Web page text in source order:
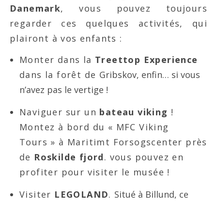
Danemark, vous pouvez toujours
regarder ces quelques activités, qui
plairont à vos enfants :
Monter dans la Treettop Experience
dans la forêt de Gribskov, enfin… si vous
n’avez pas le vertige !
Naviguer sur un bateau viking !
Montez à bord du « MFC Viking
Tours » à Maritimt Forsogscenter près
de Roskilde fjord. vous pouvez en
profiter pour visiter le musée !
Visiter LEGOLAND. Situé à Billund, ce